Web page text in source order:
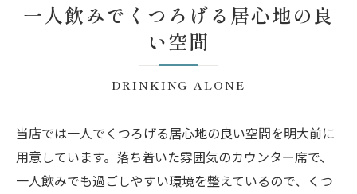
一人飲みでくつろげる居心地の良
い空間
DRINKING ALONE
当店では一人でくつろげる居心地の良い空間を明大前に
用意しています。落ち着いた雰囲気のカウンター席で、
一人飲みでも過ごしやすい環境を整えているので、くつ